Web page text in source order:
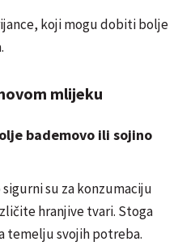
koji mogu dobiti bolje
mlijeku
bademovo ili sojino
su za konzumaciju
hranjive tvari. Stoga
temelju svojih potreba.